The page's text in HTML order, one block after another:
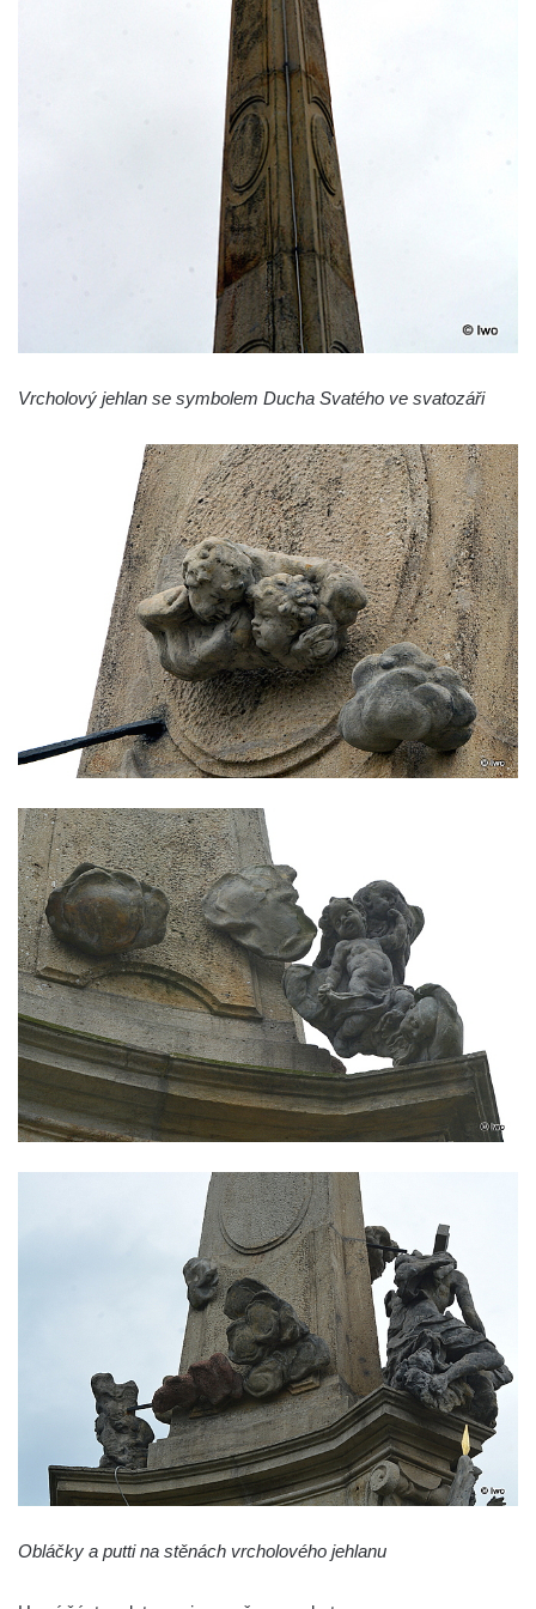
Sloup svatého Jana Nepomuckého v
Sloup Panny Marie v Červeném Hrádku
Sloup se sochou Piety v Jirkově
Torzo sloupu neznámého určení v Klášterci
Sloup Panny Marie v Libochovicích
Sloup Panny Marie v Litoměřicích
Sloupová boží muka s reliéfy v Jáchymově
Sloup Nejsvětější Trojice v Jáchymově
Sloup Nejsvětější Trojice ve Valči
Sloup svatého Jana Nepomuckého v Horní
Sloup Panny Marie Polické v Horní Polici
Sloup Panny Marie v Horní Polici
Sloup se sochou svatého Šebestiána v
Žandově
Sloup Panny Marie u Černýše
Sloup Panny Marie v Okounově
Sloup Panny Marie v Hradci Králové
Sloup Panny Marie v Turnově
Sloup s kaplicí v Železném Brodě
Sloup s kaplicí v Hořicích
Sloup Panny Marie v Semilech
Sloup Panny Marie v Benešově nad
Ploučnicí
Sloup Panny Marie v Cebivi
Sloup Panny Marie v Kynšperku nad Ohří
Sloup Nejsvětější Trojice v Kynšperku nad
Sloup Panny Marie ve Stříbře
Sloup svatého Floriána v Bezdružicích
Sloup Nejsvětější Trojice ve Žluticích
Sloup Panny Marie s Ježíškem u hřbitova v
Sloup se sochami Ukřižovaného a Bolestné
Panny Marie u hřbitova v Místě
Sloup se sochou Ukřižovaného u hřbitova v
Místě
Pilíř s Ukřižovaným a reliéfem Bolestné
Panny Marie v Místě
Sloup Nejsvětější Trojice v Místě
Sloup se sochou Ukřižovaného v Místě
Vrcholový jehlan se symbolem Ducha Svatého ve svatozáři
Obláčky a putti na stěnách vrcholového jehlanu